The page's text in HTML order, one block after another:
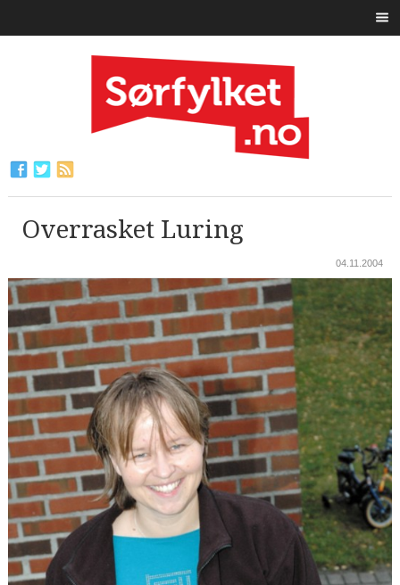
Overrasket Luring
04.11.2004